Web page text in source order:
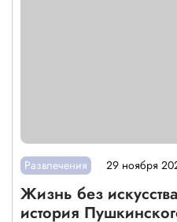
Развлечения 29 ноября
Жизнь без
история